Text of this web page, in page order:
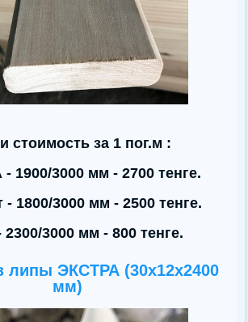
стоимость за 1 пог.м :
1900/3000 мм - 2700 тенге.
1800/3000 мм - 2500 тенге.
2300/3000 мм - 800 тенге.
липы ЭКСТРА (30х12x2400
мм)